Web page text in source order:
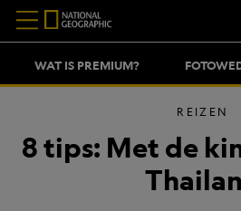
WAT IS PREMIUM?
REIZEN
8 tips: Met de